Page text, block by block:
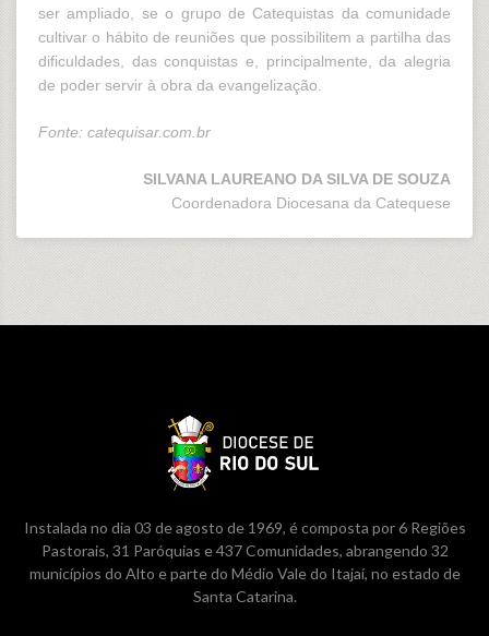
ser ampliado, se o grupo de Catequistas da comunidade
cultivar o hábito de reuniões que possibilitem a partilha das
dificuldades, das conquistas e, principalmente, da alegria
de poder servir à obra da evangelização.
Fonte: catequisar.com.br
SILVANA LAUREANO DA SILVA DE SOUZA
Coordenadora Diocesana da Catequese
Instalada no dia 03 de agosto de 1969, é composta por 6 Regiões
Pastorais, 31 Paróquias e 437 Comunidades, abrangendo 32
municípios do Alto e parte do Médio Vale do Itajaí, no estado de
Santa Catarina.